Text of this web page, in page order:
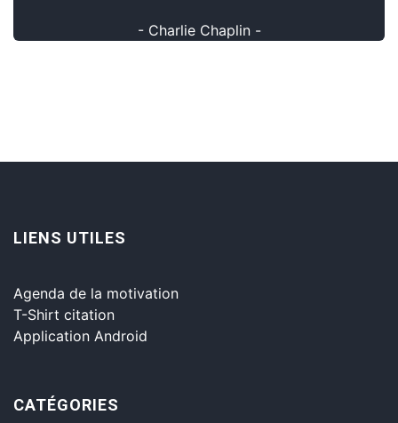
- Charlie Chaplin -
LIENS UTILES
Agenda de la motivation
T-Shirt citation
Application Android
CATÉGORIES